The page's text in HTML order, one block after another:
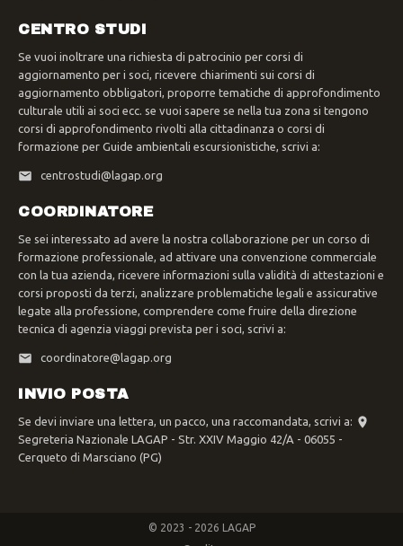
CENTRO STUDI
Se vuoi inoltrare una richiesta di patrocinio per corsi di
aggiornamento per i soci, ricevere chiarimenti sui corsi di
aggiornamento obbligatori, proporre tematiche di approfondimento
culturale utili ai soci ecc. se vuoi sapere se nella tua zona si tengono
corsi di approfondimento rivolti alla cittadinanza o corsi di
formazione per Guide ambientali escursionistiche, scrivi a:
centrostudi@lagap.org
COORDINATORE
Se sei interessato ad avere la nostra collaborazione per un corso di
formazione professionale, ad attivare una convenzione commerciale
con la tua azienda, ricevere informazioni sulla validità di attestazioni e
corsi proposti da terzi, analizzare problematiche legali e assicurative
legate alla professione, comprendere come fruire della direzione
tecnica di agenzia viaggi prevista per i soci, scrivi a:
coordinatore@lagap.org
INVIO POSTA
Se devi inviare una lettera, un pacco, una raccomandata, scrivi a:
Segreteria Nazionale LAGAP - Str. XXIV Maggio 42/A - 06055 -
Cerqueto di Marsciano (PG)
© 2023 - 2026 LAGAP